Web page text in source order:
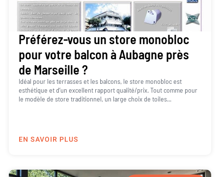
Préférez-vous un store monobloc
pour votre balcon à Aubagne près
de Marseille ?
Idéal pour les terrasses et les balcons, le store monobloc est
esthétique et d’un excellent rapport qualité/prix. Tout comme pour
le modèle de store traditionnel, un large choix de toiles...
EN SAVOIR PLUS